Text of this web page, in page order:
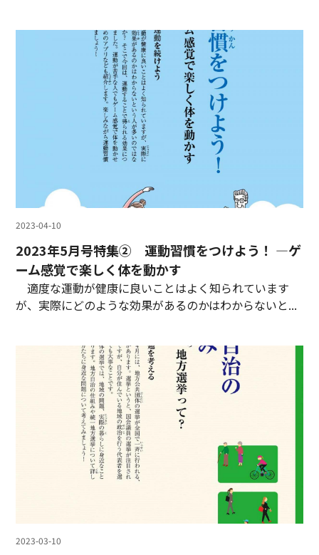
2023-04-10
2023年5月号特集② 運動習慣をつけよう！ ―ゲ
ーム感覚で楽しく体を動かす
適度な運動が健康に良いことはよく知られています
が、実際にどのような効果があるのかはわからないと...
2023-03-10